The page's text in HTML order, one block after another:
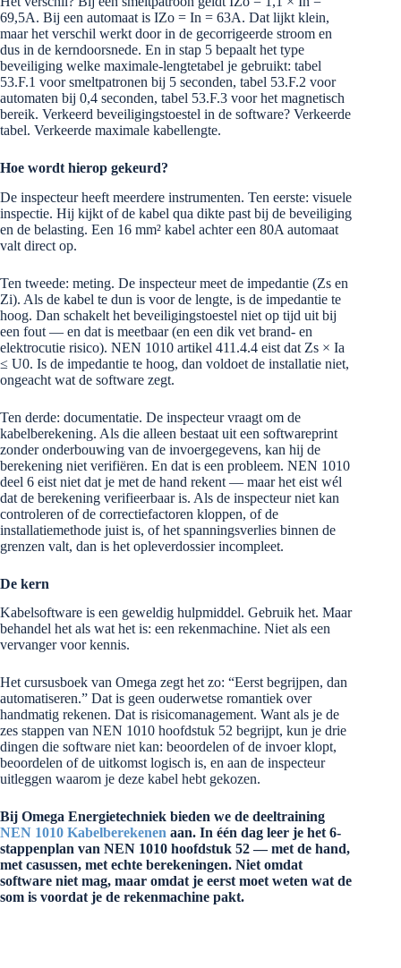
69,5A. Bij een automaat is IZo = In = 63A. Dat lijkt klein,
maar het verschil werkt door in de gecorrigeerde stroom en
dus in de kerndoorsnede. En in stap 5 bepaalt het type
beveiliging welke maximale-lengtetabel je gebruikt: tabel
53.F.1 voor smeltpatronen bij 5 seconden, tabel 53.F.2 voor
automaten bij 0,4 seconden, tabel 53.F.3 voor het magnetisch
bereik. Verkeerd beveiligingstoestel in de software? Verkeerde
tabel. Verkeerde maximale kabellengte.
Hoe wordt hierop gekeurd?
De inspecteur heeft meerdere instrumenten. Ten eerste: visuele
inspectie. Hij kijkt of de kabel qua dikte past bij de beveiliging
en de belasting. Een 16 mm² kabel achter een 80A automaat
valt direct op.
Ten tweede: meting. De inspecteur meet de impedantie (Zs en
Zi). Als de kabel te dun is voor de lengte, is de impedantie te
hoog. Dan schakelt het beveiligingstoestel niet op tijd uit bij
een fout — en dat is meetbaar (en een dik vet brand- en
elektrocutie risico). NEN 1010 artikel 411.4.4 eist dat Zs × Ia
≤ U0. Is de impedantie te hoog, dan voldoet de installatie niet,
ongeacht wat de software zegt.
Ten derde: documentatie. De inspecteur vraagt om de
kabelberekening. Als die alleen bestaat uit een softwareprint
zonder onderbouwing van de invoergegevens, kan hij de
berekening niet verifiëren. En dat is een probleem. NEN 1010
deel 6 eist niet dat je met de hand rekent — maar het eist wél
dat de berekening verifieerbaar is. Als de inspecteur niet kan
controleren of de correctiefactoren kloppen, of de
installatiemethode juist is, of het spanningsverlies binnen de
grenzen valt, dan is het opleverdossier incompleet.
De kern
Kabelsoftware is een geweldig hulpmiddel. Gebruik het. Maar
behandel het als wat het is: een rekenmachine. Niet als een
vervanger voor kennis.
Het cursusboek van Omega zegt het zo: “Eerst begrijpen, dan
automatiseren.” Dat is geen ouderwetse romantiek over
handmatig rekenen. Dat is risicomanagement. Want als je de
zes stappen van NEN 1010 hoofdstuk 52 begrijpt, kun je drie
dingen die software niet kan: beoordelen of de invoer klopt,
beoordelen of de uitkomst logisch is, en aan de inspecteur
uitleggen waarom je deze kabel hebt gekozen.
Bij Omega Energietechniek bieden we de deeltraining
NEN 1010 Kabelberekenen aan. In één dag leer je het 6-
stappenplan van NEN 1010 hoofdstuk 52 — met de hand,
met casussen, met echte berekeningen. Niet omdat
software niet mag, maar omdat je eerst moet weten wat de
som is voordat je de rekenmachine pakt.